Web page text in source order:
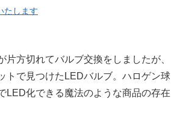
たします
片方切れてバルブ交換をしましたが、
トで見つけたLEDバルブ。ハロゲン球
LED化できる魔法のような商品の存在